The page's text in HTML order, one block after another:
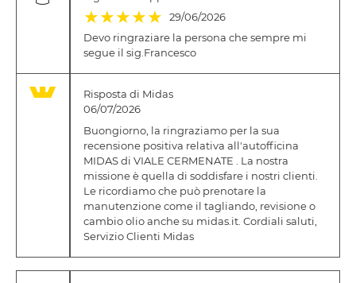
(*)
★ (*)
★ (*)
★ (*)
★ (*)
★
29/06/2026
Devo ringraziare la persona che sempre mi
segue il sig.Francesco
Risposta di Midas
06/07/2026
Buongiorno, la ringraziamo per la sua
recensione positiva relativa all'autofficina
MIDAS di VIALE CERMENATE . La nostra
missione è quella di soddisfare i nostri clienti.
Le ricordiamo che può prenotare la
manutenzione come il tagliando, revisione o
cambio olio anche su midas.it. Cordiali saluti,
Servizio Clienti Midas